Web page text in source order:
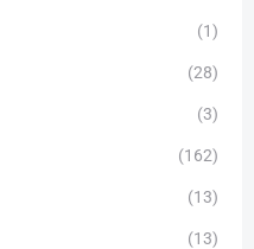
(1)
(28)
(3)
(162)
(13)
(13)